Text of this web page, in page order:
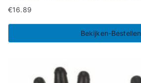
€16.89
Bekijken-Bestellen